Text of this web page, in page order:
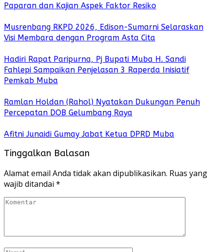
Paparan dan Kajian Aspek Faktor Resiko
Musrenbang RKPD 2026, Edison-Sumarni Selaraskan
Visi Membara dengan Program Asta Cita
Hadiri Rapat Paripurna, Pj Bupati Muba H. Sandi
Fahlepi Sampaikan Penjelasan 3 Raperda Inisiatif
Pemkab Muba
Ramlan Holdan (Rahol) Nyatakan Dukungan Penuh
Percepatan DOB Gelumbang Raya
Afitni Junaidi Gumay Jabat Ketua DPRD Muba
Tinggalkan Balasan
Alamat email Anda tidak akan dipublikasikan. Ruas yang
wajib ditandai *